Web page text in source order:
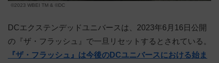
©2023 WBEI TM & ©DC
DCエクステンデッドユニバースは、2023年6月16日公開
の『ザ・フラッシュ』で一旦リセットするとされている。
『ザ・フラッシュ』は今後のDCユニバースにおける始ま